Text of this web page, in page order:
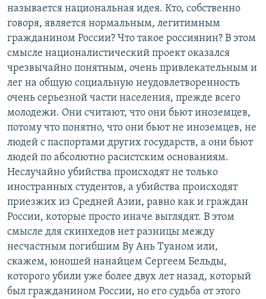
называется национальная идея. Кто, собственно
говоря, является нормальным, легитимным
гражданином России? Что такое россиянин? В этом
смысле националистический проект оказался
чрезвычайно понятным, очень привлекательным и
лег на общую социальную неудовлетворенность
очень серьезной части населения, прежде всего
молодежи. Они считают, что они бьют иноземцев,
потому что понятно, что они бьют не иноземцев, не
людей с паспортами других государств, а они бьют
людей по абсолютно расистским основаниям.
Неслучайно убийства происходят не только
иностранных студентов, а убийства происходят
приезжих из Средней Азии, равно как и граждан
России, которые просто иначе выглядят. В этом
смысле для скинхедов нет разницы между
несчастным погибшим Ву Ань Туаном или,
скажем, юношей нанайцем Сергеем Бельды,
которого убили уже более двух лет назад, который
был гражданином России, но его судьба от этого